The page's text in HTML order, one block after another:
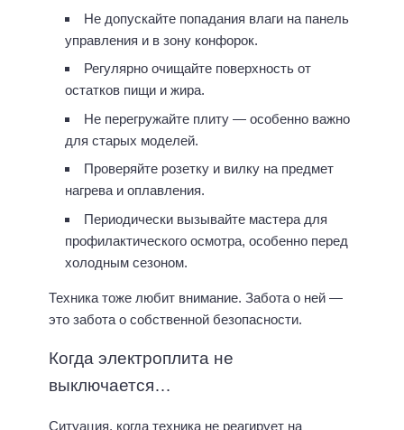
Не допускайте попадания влаги на панель
управления и в зону конфорок.
Регулярно очищайте поверхность от
остатков пищи и жира.
Не перегружайте плиту — особенно важно
для старых моделей.
Проверяйте розетку и вилку на предмет
нагрева и оплавления.
Периодически вызывайте мастера для
профилактического осмотра, особенно перед
холодным сезоном.
Техника тоже любит внимание. Забота о ней —
это забота о собственной безопасности.
Когда электроплита не
выключается…
Ситуация, когда техника не реагирует на